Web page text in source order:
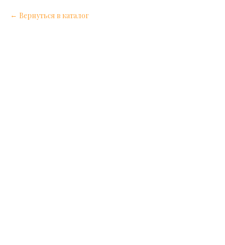
Вернуться в каталог